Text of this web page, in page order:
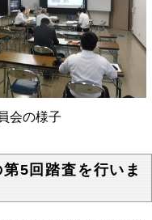
会の様子
5回踏査を行いま